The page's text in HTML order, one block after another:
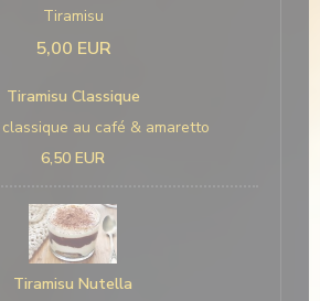
Tiramisu
5,00 EUR
Tiramisu Classique
au café & amaretto
6,50 EUR
Tiramisu Nutella